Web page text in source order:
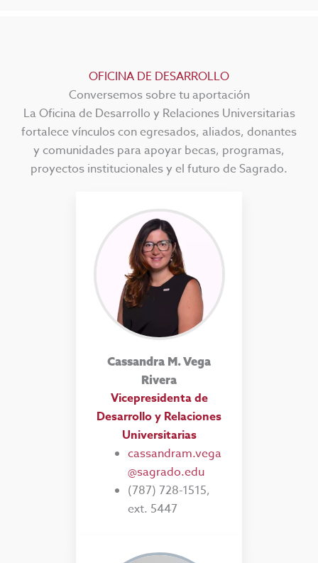
OFICINA DE DESARROLLO
Conversemos sobre tu aportación
La Oficina de Desarrollo y Relaciones Universitarias
fortalece vínculos con egresados, aliados, donantes
y comunidades para apoyar becas, programas,
proyectos institucionales y el futuro de Sagrado.
Cassandra M. Vega
Rivera
Vicepresidenta de
Desarrollo y Relaciones
Universitarias
cassandram.vega
@sagrado.edu
(787) 728-1515,
ext. 5447